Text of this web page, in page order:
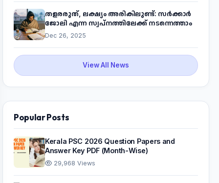
തളരരുത്, ലക്ഷ്യം അരികിലുണ്ട്: സർക്കാർ
ജോലി എന്ന സ്വപ്നത്തിലേക്ക് നടന്നെത്താം
Dec 26, 2025
View All News
Popular Posts
Kerala PSC 2026 Question Papers and
Answer Key PDF (Month-Wise)
29,968 Views